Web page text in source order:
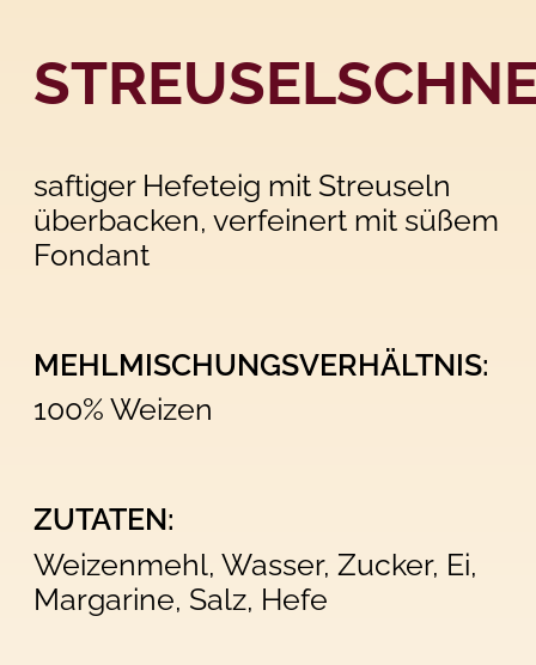
saftiger Hefeteig mit Streuseln
überbacken, verfeinert mit süßem
Fondant
MEHLMISCHUNGSVERHÄLTNIS:
100% Weizen
ZUTATEN:
Weizenmehl, Wasser, Zucker, Ei,
Margarine, Salz, Hefe